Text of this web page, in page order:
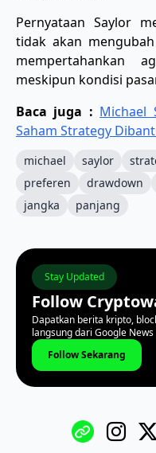
Pernyataan Saylor
tidak akan
mempertahankan
meskipun kondisi
Baca juga : Michael
Saham Strategy
michael saylor
preferen
drawdown
jangka
panjang
Stay Updated
Follow
Dapatkan berita kripto,
langsung dari Google
Follow Sekarang